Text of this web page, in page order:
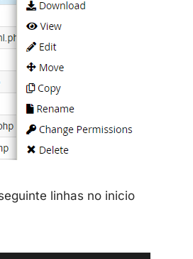
linhas no inicio